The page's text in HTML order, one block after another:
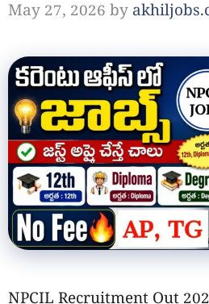
May 27, 2026 by